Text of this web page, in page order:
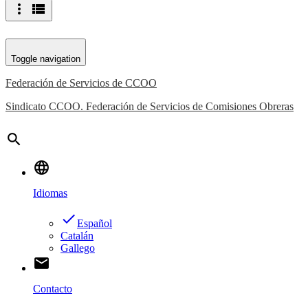
more_vert view_list
Toggle navigation
Federación de Servicios de CCOO
Sindicato CCOO. Federación de Servicios de Comisiones Obreras
search
language
Idiomas
doneEspañol
Catalán
Gallego
email
Contacto